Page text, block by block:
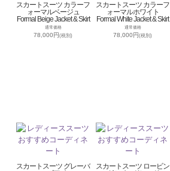
スカートスーツ カラーフ
ォーマルベージュ
Formal Beige Jacket & Skirt
通常価格
78,000円(税別)
スカートスーツ カラーフ
ォーマルホワイト
Formal White Jacket & Skirt
通常価格
78,000円(税別)
スカートスーツ グレーバ
スカートスーツ ロービン